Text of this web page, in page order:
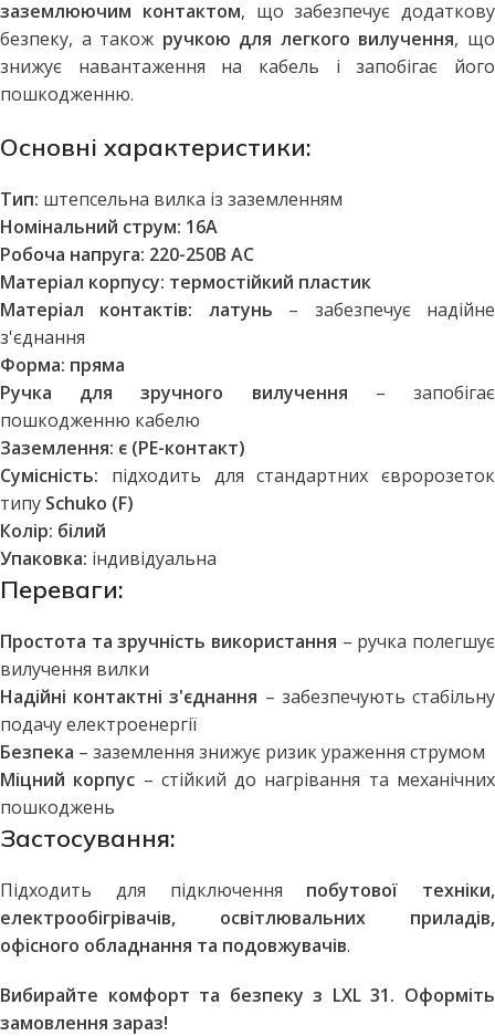
заземлюючим контактом, що забезпечує додаткову
безпеку, а також ручкою для легкого вилучення, що
знижує навантаження на кабель і запобігає його
пошкодженню.
Основні характеристики:
Тип: штепсельна вилка із заземленням
Номінальний струм: 16А
Робоча напруга: 220-250В AC
Матеріал корпусу: термостійкий пластик
Матеріал контактів:
латунь – забезпечує надійне
з'єднання
Форма: пряма
Ручка для зручного вилучення – запобігає
пошкодженню кабелю
Заземлення: є (PE-контакт)
Сумісність: підходить для стандартних євророзеток
типу Schuko (F)
Колір: білий
Упаковка: індивідуальна
Переваги:
Простота та зручність використання – ручка полегшує
вилучення вилки
Надійні контактні з'єднання – забезпечують стабільну
подачу електроенергії
Безпека – заземлення знижує ризик ураження струмом
Міцний корпус – стійкий до нагрівання та механічних
пошкоджень
Застосування:
Підходить для підключення побутової техніки,
електрообігрівачів, освітлювальних приладів,
офісного обладнання та подовжувачів.
Вибирайте комфорт та безпеку з LXL 31. Оформіть
замовлення зараз!